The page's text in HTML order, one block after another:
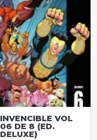
INVENCIBLE VOL
06 DE 8 (ED.
DELUXE)